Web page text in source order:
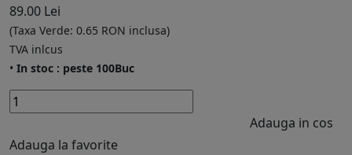
89.00 Lei
(Taxa Verde: 0.65 RON inclusa)
TVA inlcus
• In stoc : peste 100Buc
Adauga in cos
Adauga la favorite